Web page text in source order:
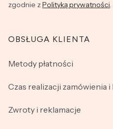
zgodnie zPolityką prywatności.
Linki w stopce
OBSŁUGA KLIENTA
Metody płatności
Czas realizacji zamówienia
Zwroty i reklamacje